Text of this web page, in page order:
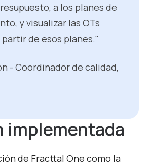
a los planes de
y visualizar las OTs
de esos planes."
- Coordinador de calidad,
implementada
de Fracttal One como la